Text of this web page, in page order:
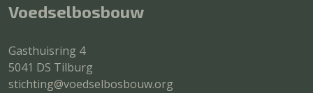
Voedselbosbouw
Gasthuisring 4
5041 DS Tilburg
stichting@voedselbosbouw.org